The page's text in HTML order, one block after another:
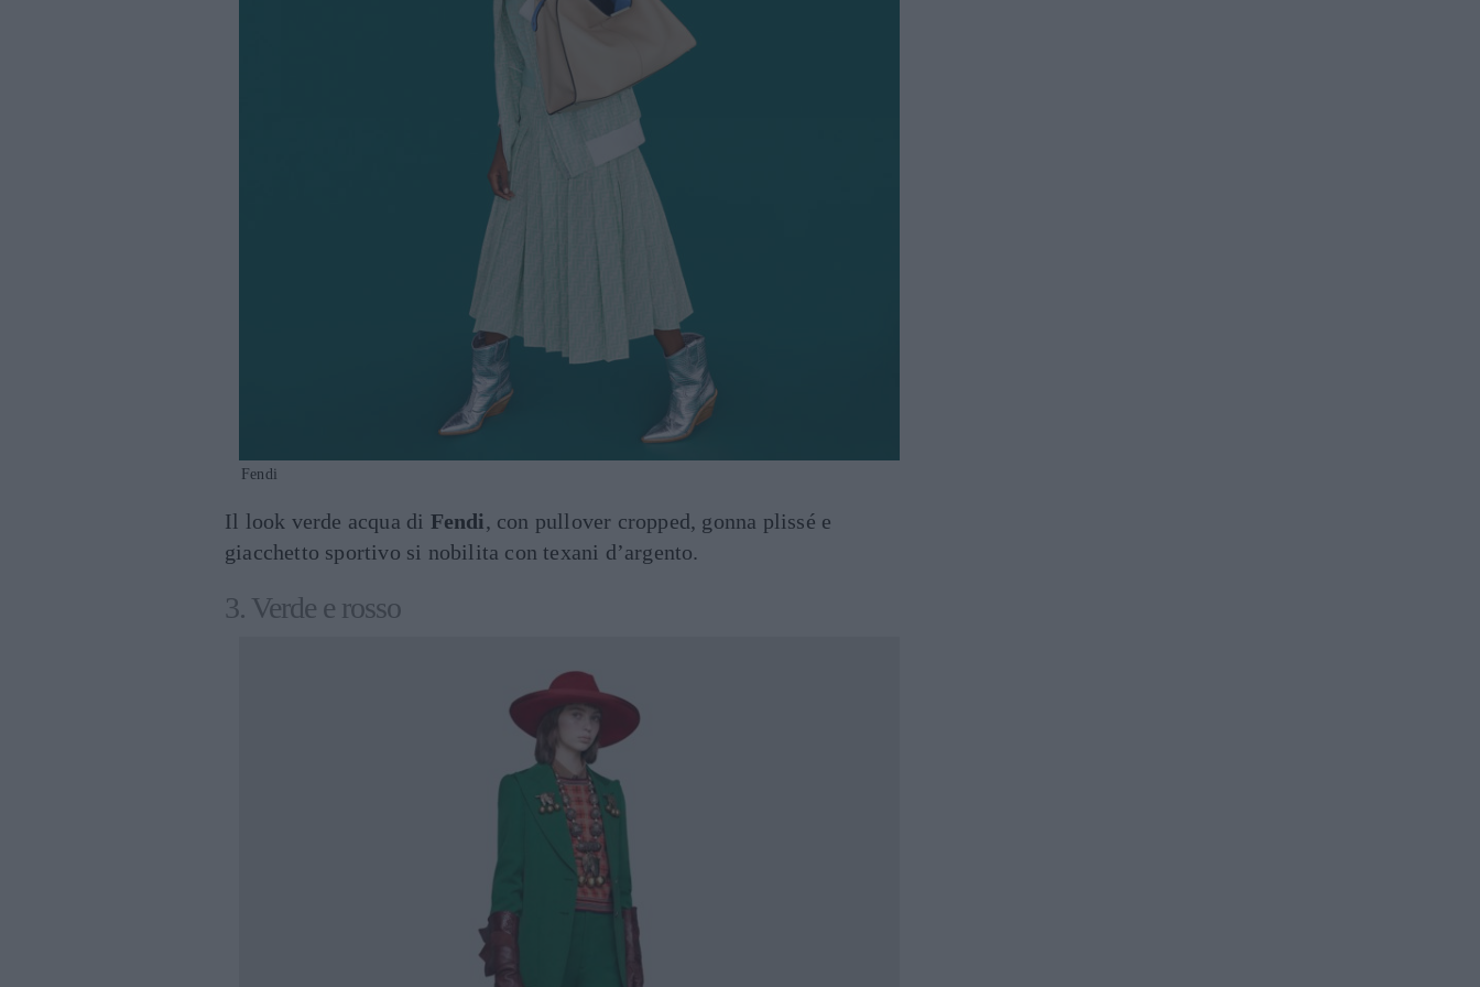
Fendi
Il look verde acqua di Fendi, con pullover cropped, gonna plissé e
giacchetto sportivo si nobilita con texani d’argento.
3. Verde e rosso